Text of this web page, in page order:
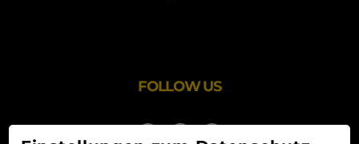
FOLLOW US